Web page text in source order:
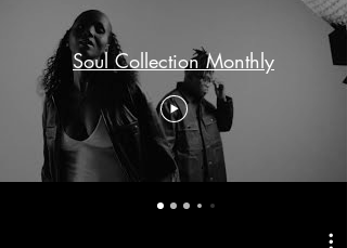
Soul Collection Monthly